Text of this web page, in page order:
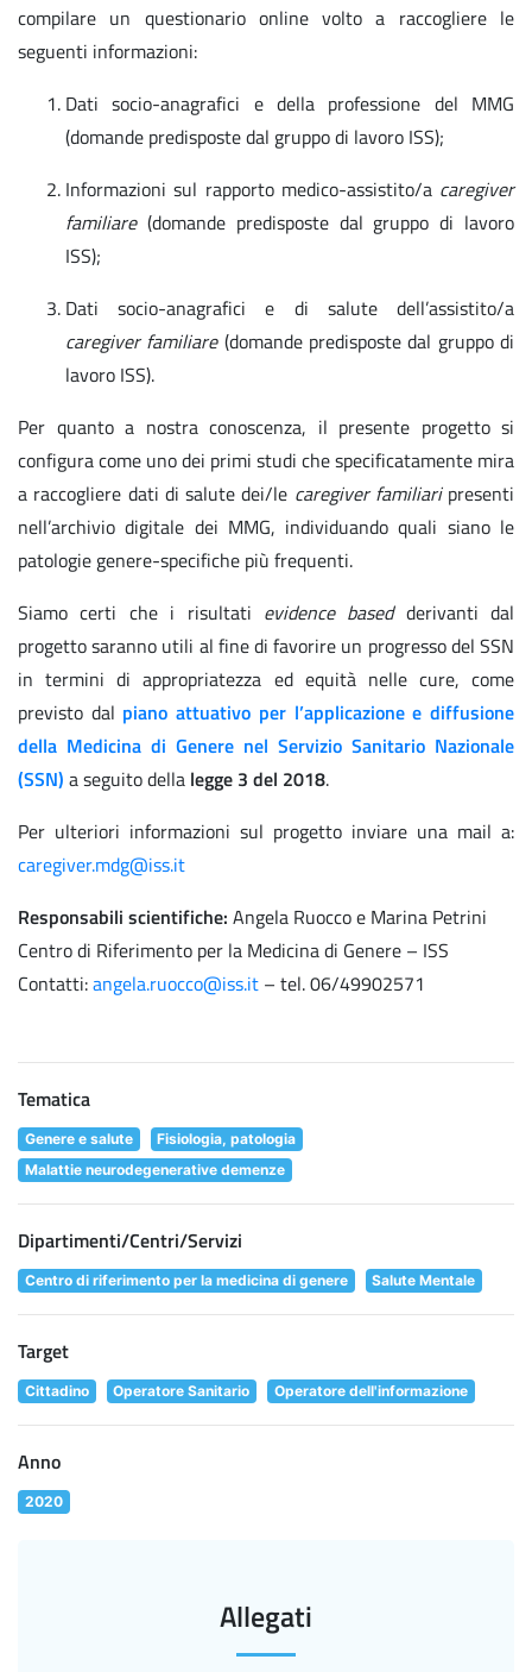
compilare un questionario online volto a raccogliere le
seguenti informazioni:
Dati socio-anagrafici e della professione del MMG
(domande predisposte dal gruppo di lavoro ISS);
Informazioni sul rapporto medico-assistito/a caregiver
familiare(domande predisposte dal gruppo di lavoro
ISS);
Dati socio-anagrafici e di salute dell’assistito/a
caregiver familiare(domande predisposte dal gruppo di
lavoro ISS).
Per quanto a nostra conoscenza, il presente progetto si
configura come uno dei primi studi che specificatamente mira
a raccogliere dati di salute dei/le caregiver familiaripresenti
nell’archivio digitale dei MMG, individuando quali siano le
patologie genere-specifiche più frequenti.
Siamo certi che i risultati evidence basedderivanti dal
progetto saranno utili al fine di favorire un progresso del SSN
in termini di appropriatezza ed equità nelle cure, come
previsto dal piano attuativo per l’applicazione e diffusione
della Medicina di Genere nel Servizio Sanitario Nazionale
(SSN) a seguito della legge 3 del 2018.
Per ulteriori informazioni sul progetto inviare una mail a:
caregiver.mdg@iss.it
Responsabili scientifiche: Angela Ruocco e Marina Petrini
Centro di Riferimento per la Medicina di Genere – ISS
Contatti:angela.ruocco@iss.it – tel. 06/49902571
Tematica
Genere e salute
Fisiologia, patologia
Malattie neurodegenerative demenze
Dipartimenti/Centri/Servizi
Centro di riferimento per la medicina di genere Salute Mentale
Target
Cittadino Operatore Sanitario Operatore dell'informazione
Anno
2020
Allegati